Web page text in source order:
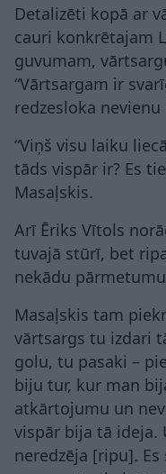
Detalizēti kopā ar
cauri konkrētajam
guvumam,
“Vārtsargam ir
redzesloka nevienu
“Viņš visu laiku
tāds vispār ir? Es
Masaļskis.
Arī Ēriks Vītols
tuvajā stūrī, bet
nekādu
Masaļskis tam
vārtsargs tu izdari
golu, tu pasaki –
biju tur, kur man
atkārtojumu un
vispār bija tā ideja.
neredzēja [ripu].